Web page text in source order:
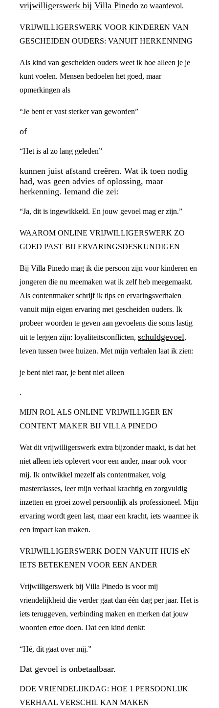
vrijwilligerswerk bij Villa Pinedo zo waardevol.
VRIJWILLIGERSWERK VOOR KINDEREN VAN
GESCHEIDEN OUDERS: VANUIT HERKENNING
Als kind van gescheiden ouders weet ik hoe alleen je je
kunt voelen. Mensen bedoelen het goed, maar
opmerkingen als
“Je bent er vast sterker van geworden”
of
“Het is al zo lang geleden”
kunnen juist afstand creëren. Wat ik toen nodig
had, was geen advies of oplossing, maar
herkenning. Iemand die zei:
“Ja, dit is ingewikkeld. En jouw gevoel mag er zijn.”
WAAROM ONLINE VRIJWILLIGERSWERK ZO
GOED PAST BIJ ERVARINGSDESKUNDIGEN
Bij Villa Pinedo mag ik die persoon zijn voor kinderen en
jongeren die nu meemaken wat ik zelf heb meegemaakt.
Als contentmaker schrijf ik tips en ervaringsverhalen
vanuit mijn eigen ervaring met gescheiden ouders. Ik
probeer woorden te geven aan gevoelens die soms lastig
uit te leggen zijn: loyaliteitsconflicten, schuldgevoel,
leven tussen twee huizen. Met mijn verhalen laat ik zien:
je bent niet raar, je bent niet alleen
.
MIJN ROL ALS ONLINE VRIJWILLIGER EN
CONTENT MAKER BIJ VILLA PINEDO
Wat dit vrijwilligerswerk extra bijzonder maakt, is dat het
niet alleen iets oplevert voor een ander, maar ook voor
mij. Ik ontwikkel mezelf als contentmaker, volg
masterclasses, leer mijn verhaal krachtig en zorgvuldig
inzetten en groei zowel persoonlijk als professioneel. Mijn
ervaring wordt geen last, maar een kracht, iets waarmee ik
een impact kan maken.
VRIJWILLIGERSWERK DOEN VANUIT HUIS eN
IETS BETEKENEN VOOR EEN ANDER
Vrijwilligerswerk bij Villa Pinedo is voor mij
vriendelijkheid die verder gaat dan één dag per jaar. Het is
iets teruggeven, verbinding maken en merken dat jouw
woorden ertoe doen. Dat een kind denkt:
“Hé, dit gaat over mij.”
Dat gevoel is onbetaalbaar.
DOE VRIENDELIJKDAG: HOE 1 PERSOONLIJK
VERHAAL VERSCHIL KAN MAKEN